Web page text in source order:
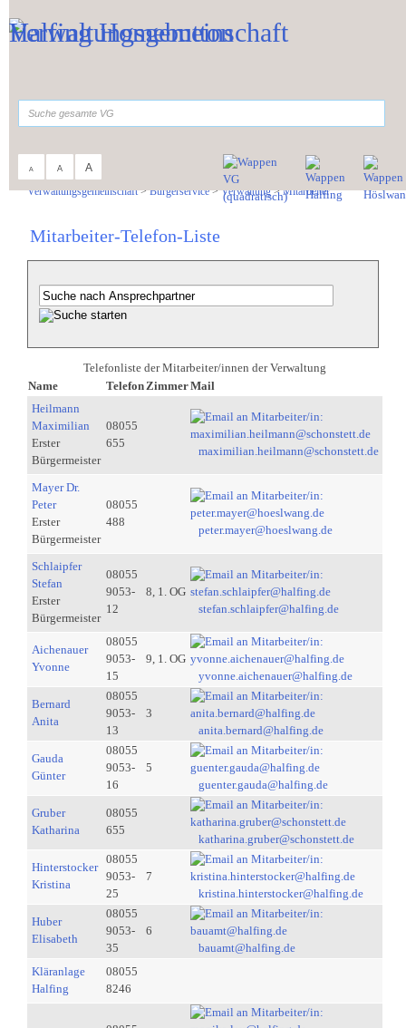
A A A
Verwaltungsgemeinschaft>Bürgerservice>Verwaltung>Mitarbeiter
Mitarbeiter-Telefon-Liste
Telefonliste der Mitarbeiter/innen der Verwaltung
Name
Telefon ZimmerMail
Heilmann
Maximilian
Erster
Bürgermeister
08055
655
maximilian.heilmann@schonstett.de
Mayer Dr.
Peter
Erster
Bürgermeister
08055
488
peter.mayer@hoeslwang.de
Schlaipfer
Stefan
Erster
Bürgermeister
08055
9053-
12
8, 1. OG
stefan.schlaipfer@halfing.de
Aichenauer
Yvonne
08055
9053-
15
9, 1. OG
yvonne.aichenauer@halfing.de
Bernard
Anita
08055
9053-
13
3
anita.bernard@halfing.de
Gauda
Günter
08055
9053-
16
5
guenter.gauda@halfing.de
Gruber
Katharina
08055
655
katharina.gruber@schonstett.de
Hinterstocker
Kristina
08055
9053-
25
7
kristina.hinterstocker@halfing.de
Huber
Elisabeth
08055
9053-
35
6
bauamt@halfing.de
Kläranlage
Halfing
08055
8246